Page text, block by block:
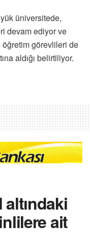
üniversitede,
devam ediyor ve
öğretim görevlileri de
aldığı belirtiliyor.
ait